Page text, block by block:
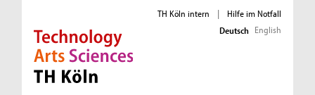
Direkt zur Hauptnavigation
Direkt zur Subnavigation
Direkt zum Inhalt
Direkt zum Fußbereich
TH Köln intern |
Hilfe im Notfall
Deutsch English